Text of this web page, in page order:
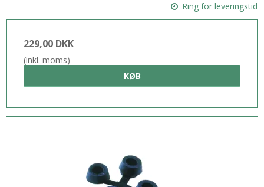
Ring for leveringstid
229,00 DKK
(inkl. moms)
KØB